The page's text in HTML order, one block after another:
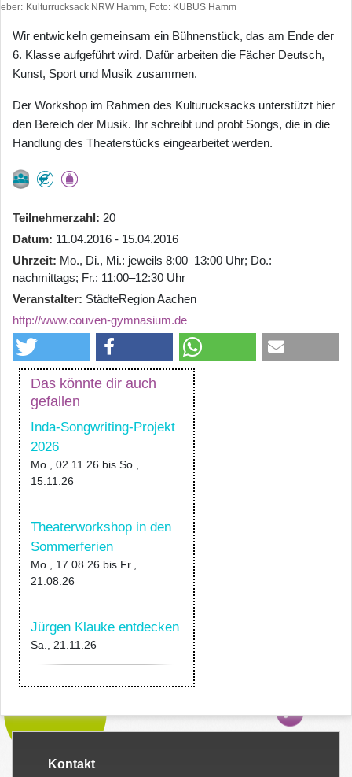
Kulturrucksack NRW Hamm, Foto: KUBUS Hamm
Wir entwickeln gemeinsam ein Bühnenstück, das am Ende der
6. Klasse aufgeführt wird. Dafür arbeiten die Fächer Deutsch,
Kunst, Sport und Musik zusammen.
Der Workshop im Rahmen des Kulturucksacks unterstützt hier
den Bereich der Musik. Ihr schreibt und probt Songs, die in die
Handlung des Theaterstücks eingearbeitet werden.
Teilnehmerzahl
20
Datum 11.04.2016 - 15.04.2016
Uhrzeit Mo., Di., Mi.: jeweils 8:00–13:00 Uhr; Do.:
nachmittags; Fr.: 11:00–12:30 Uhr
Veranstalter StädteRegion Aachen
http://www.couven-gymnasium.de
Das könnte dir auch
gefallen
Inda-Songwriting-Projekt
2026
Mo., 02.11.26 bis So.,
15.11.26
Theaterworkshop in den
Sommerferien
Mo., 17.08.26 bis Fr.,
21.08.26
Jürgen Klauke entdecken
Sa., 21.11.26
Kontakt